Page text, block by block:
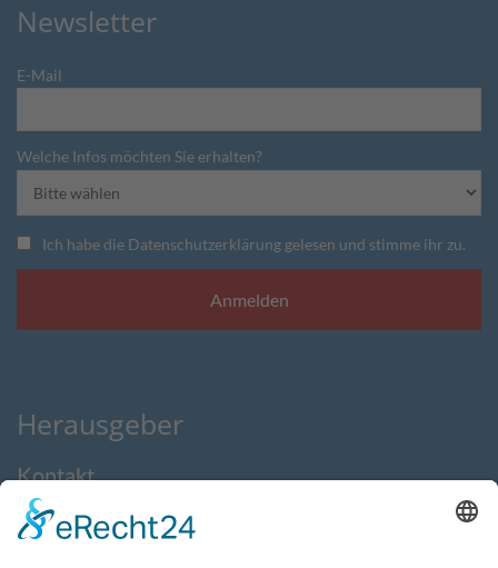
Newsletter
E-Mail
Welche Infos möchten Sie erhalten?
Ich habe die Datenschutzerklärung gelesen und stimme ihr zu.
Herausgeber
Kontakt
Impressum